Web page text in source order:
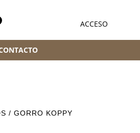
ACCESO
/ GORRO KOPPY